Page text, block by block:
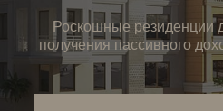
Роскошные резиденции
получения пассивного